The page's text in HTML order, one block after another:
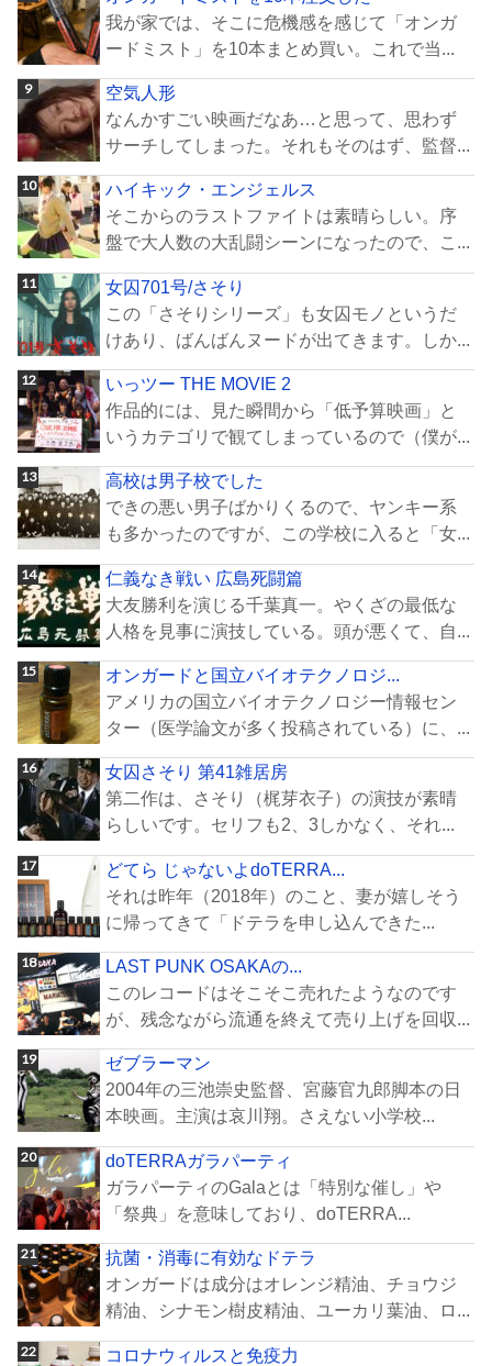
我が家では、そこに危機感を感じて「オンガ
ードミスト」を10本まとめ買い。これで当...
空気人形
なんかすごい映画だなあ…と思って、思わず
サーチしてしまった。それもそのはず、監督...
ハイキック・エンジェルス
そこからのラストファイトは素晴らしい。序
盤で大人数の大乱闘シーンになったので、こ...
女囚701号/さそり
この「さそりシリーズ」も女囚モノというだ
けあり、ばんばんヌードが出てきます。しか...
いっツー THE MOVIE 2
作品的には、見た瞬間から「低予算映画」と
いうカテゴリで観てしまっているので（僕が...
高校は男子校でした
できの悪い男子ばかりくるので、ヤンキー系
も多かったのですが、この学校に入ると「女...
仁義なき戦い 広島死闘篇
大友勝利を演じる千葉真一。やくざの最低な
人格を見事に演技している。頭が悪くて、自...
オンガードと国立バイオテクノロジ...
アメリカの国立バイオテクノロジー情報セン
ター（医学論文が多く投稿されている）に、...
女囚さそり 第41雑居房
第二作は、さそり（梶芽衣子）の演技が素晴
らしいです。セリフも2、3しかなく、それ...
どてら じゃないよdoTERRA...
それは昨年（2018年）のこと、妻が嬉しそう
に帰ってきて「ドテラを申し込んできた...
LAST PUNK OSAKAの...
このレコードはそこそこ売れたようなのです
が、残念ながら流通を終えて売り上げを回収...
ゼブラーマン
2004年の三池崇史監督、宮藤官九郎脚本の日
本映画。主演は哀川翔。さえない小学校...
doTERRAガラパーティ
ガラパーティのGalaとは「特別な催し」や
「祭典」を意味しており、doTERRA...
抗菌・消毒に有効なドテラ
オンガードは成分はオレンジ精油、チョウジ
精油、シナモン樹皮精油、ユーカリ葉油、ロ...
コロナウィルスと免疫力